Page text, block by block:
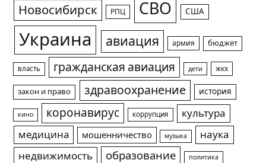
Новосибирск РПЦ СВО США
Украина авиация армия бюджет
власть гражданская авиация дети жкх
закон и право здравоохранение история
кино коронавирус коррупция
культура
медицина
мошенничество музыка
наука
недвижимость
образование политика